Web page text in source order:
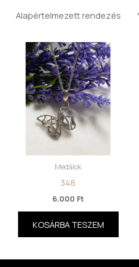
Medálok
348
6.000 Ft
KOSÁRBA TESZEM